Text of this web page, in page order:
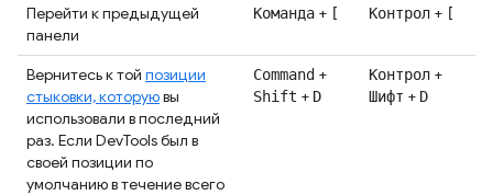
Перейти к предыдущей
панели
Команда + [ Контрол + [
Вернитесь к той позиции
стыковки, которуювы
использовали в последний
раз. Если DevTools был в
своей позиции по
умолчанию в течение всего
Command +
Shift + D
Контрол +
Шифт + D